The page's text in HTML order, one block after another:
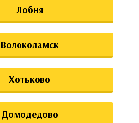
Лобня
Волоколамск
Хотьково
Домодедово